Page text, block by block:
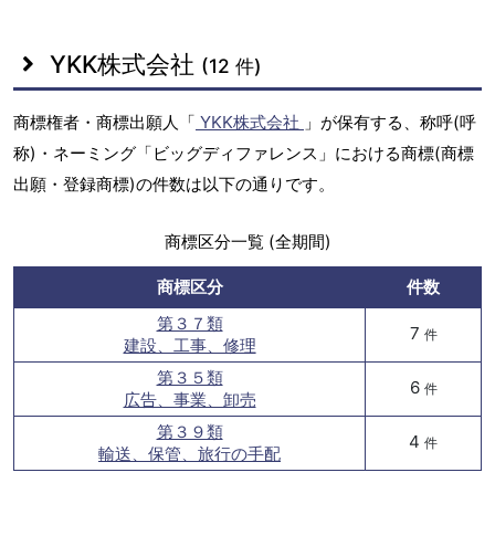
YKK株式会社 (12 件)
商標権者・商標出願人「 YKK株式会社 」が保有する、称呼(呼
称)・ネーミング「ビッグディファレンス」における商標(商標
出願・登録商標)の件数は以下の通りです。
商標区分一覧 (全期間)
商標区分
件数
第３７類
建設、工事、修理
7 件
第３５類
広告、事業、卸売
6 件
第３９類
輸送、保管、旅行の手配
4 件